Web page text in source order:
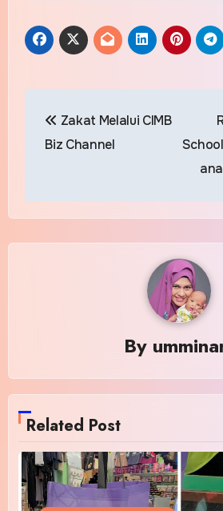
navigation
Zakat Melalui CIMB
Biz Channel
By
Related Post